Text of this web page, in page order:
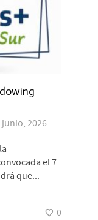
junio, 2026
el 7
que...
0